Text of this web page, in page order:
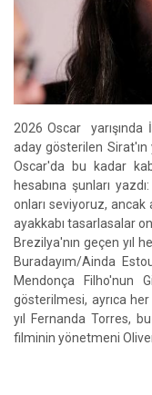
2026 Oscar yarışında
aday gösterilen
Oscar'da bu kadar
hesabına şunları
onları seviyoruz, ancak
ayakkabı tasarlasalar
Brezilya'nın geçen yıl
Buradayım/Ainda
Mendonça Filho'nun
gösterilmesi, ayrıca
yıl Fernanda Torres,
filminin yönetmeni Oliver